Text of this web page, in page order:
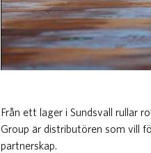
Från ett lager i Sundsvall rullar
Group är distributören som vill
partnerskap.